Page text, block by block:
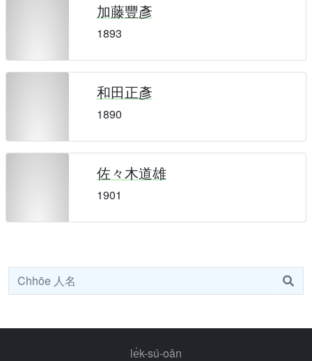
加藤豐彥
1893
和田正彥
1890
佐々木道雄
1901
le̍k-sú-oân